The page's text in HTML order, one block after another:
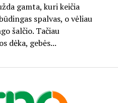
gamta, kuri keičia
spalvas, o vėliau
šalčio. Tačiau
dėka, gebės...